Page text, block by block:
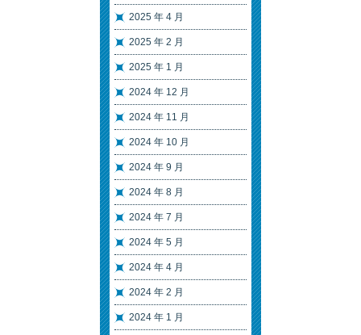
2025 年 4 月
2025 年 2 月
2025 年 1 月
2024 年 12 月
2024 年 11 月
2024 年 10 月
2024 年 9 月
2024 年 8 月
2024 年 7 月
2024 年 5 月
2024 年 4 月
2024 年 2 月
2024 年 1 月